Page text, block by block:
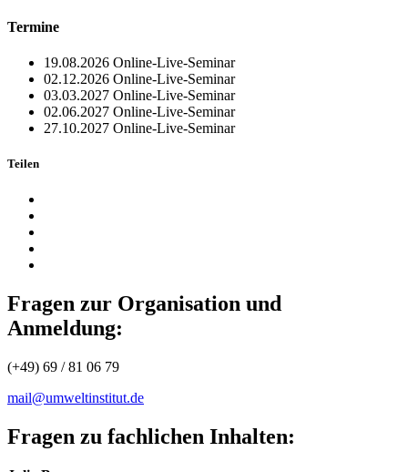
Termine
19.08.2026 Online-Live-Seminar
02.12.2026 Online-Live-Seminar
03.03.2027 Online-Live-Seminar
02.06.2027 Online-Live-Seminar
27.10.2027 Online-Live-Seminar
Teilen
Fragen zur Organisation und
Anmeldung:
(+49) 69 / 81 06 79
mail@umweltinstitut.de
Fragen zu fachlichen Inhalten: